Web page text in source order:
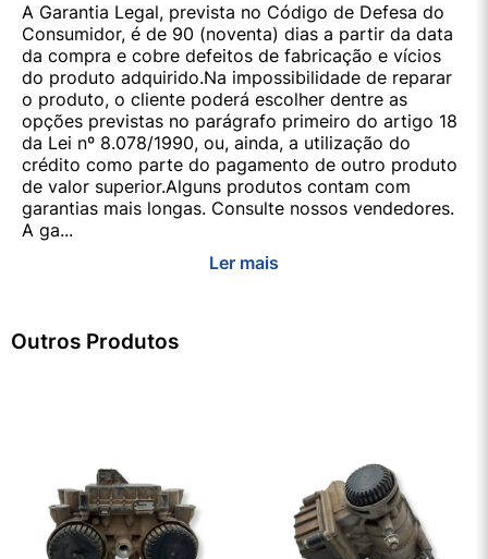
A Garantia Legal, prevista no Código de Defesa do
Consumidor, é de 90 (noventa) dias a partir da data
da compra e cobre defeitos de fabricação e vícios
do produto adquirido.Na impossibilidade de reparar
o produto, o cliente poderá escolher dentre as
opções previstas no parágrafo primeiro do artigo 18
da Lei nº 8.078/1990, ou, ainda, a utilização do
crédito como parte do pagamento de outro produto
de valor superior.Alguns produtos contam com
garantias mais longas. Consulte nossos vendedores.
A ga...
Ler mais
Outros Produtos